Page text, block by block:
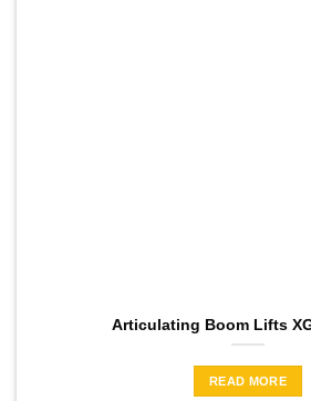
Articulating Boom Lifts
READ MORE